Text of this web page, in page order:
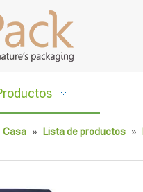
Casa » Lista de productos »